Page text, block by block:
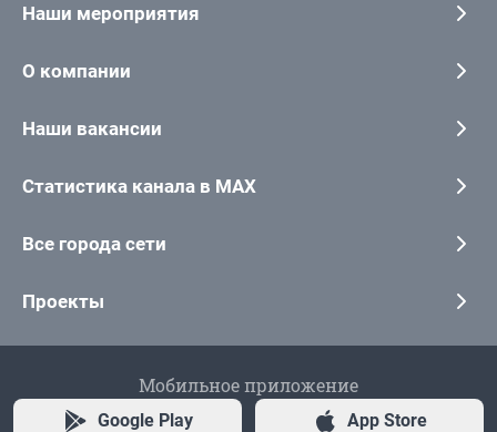
Наши мероприятия
О компании
Наши вакансии
Статистика канала в MAX
Все города сети
Проекты
Мобильное приложение
Google Play App Store